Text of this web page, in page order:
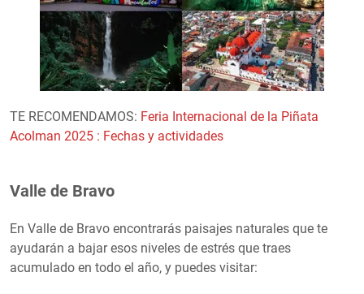
TE RECOMENDAMOS: Feria Internacional de la Piñata
Acolman 2025 : Fechas y actividades
Valle de Bravo
En Valle de Bravo encontrarás paisajes naturales que te
ayudarán a bajar esos niveles de estrés que traes
acumulado en todo el año, y puedes visitar: